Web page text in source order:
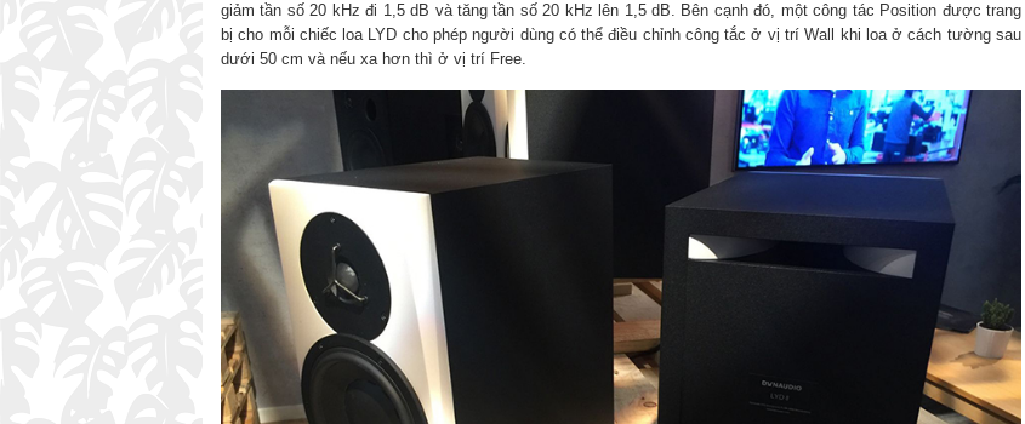
giảm tần số 20 kHz đi 1,5 dB và tăng tần số 20 kHz lên 1,5 dB. Bên cạnh đó, một công tác Position được trang
bị cho mỗi chiếc loa LYD cho phép người dùng có thể điều chỉnh công tắc ở vị trí Wall khi loa ở cách tường sau
dưới 50 cm và nếu xa hơn thì ở vị trí Free.